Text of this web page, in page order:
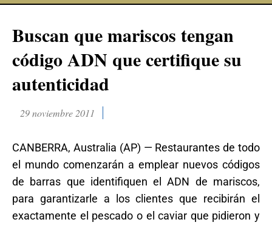
Buscan que mariscos tengan
código ADN que certifique su
autenticidad
29 noviembre 2011
CANBERRA, Australia (AP) — Restaurantes de todo
el mundo comenzarán a emplear nuevos códigos
de barras que identifiquen el ADN de mariscos,
para garantizarle a los clientes que recibirán el
exactamente el pescado o el caviar que pidieron y